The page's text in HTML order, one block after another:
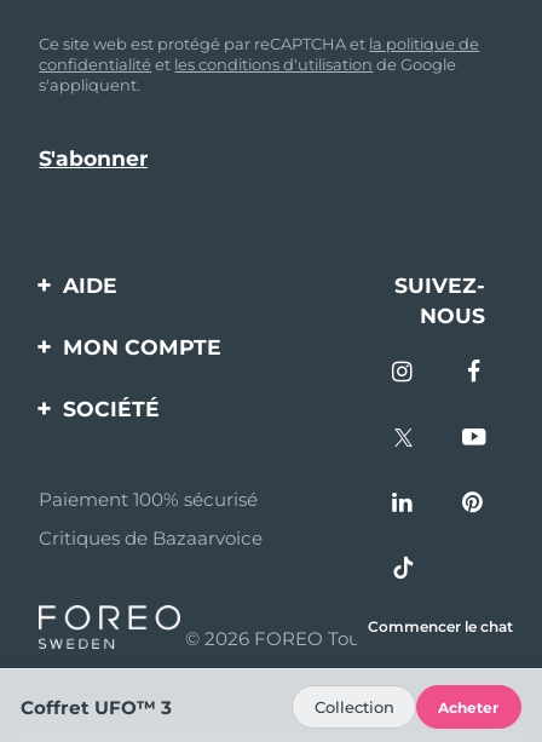
Ce site web est protégé par reCAPTCHA et la politique de
confidentialité et les conditions d'utilisation de Google
s'appliquent.
AIDE
Contactez-nous
livraisons
Questions et réponses
Informations sur la
SUIVEZ-
NOUS
MON COMPTE
Enregistrement produit
SOCIÉTÉ
Programme d’affiliation
Nouvelles d'affiliation
Partenaires
distributeurs
Conditions d'utilisation
Paiement 100% sécurisé
Critiques de Bazaarvoice
© 2026 FOREO Tous droits réservés
Commencer le chat
Coffret UFO™ 3 Collection Acheter